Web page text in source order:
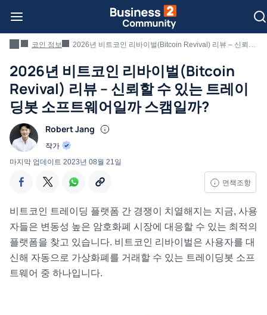
코인 정보 2026년 비트코인 리바이벌(Bitcoin Revival) 리뷰 – 신뢰할 수 있는 트레이딩봇 소프트웨어일까 스캠일까?
2026년 비트코인 리바이벌(Bitcoin
Revival) 리뷰 – 신뢰할 수 있는 트레이
딩봇 소프트웨어일까 스캠일까?
Robert Jang
작가
면책조항
마지막 업데이트 2023년 08월 21일
비트코인 트레이딩 플랫폼 간 경쟁이 치열해지는 지금, 사용
자들은 변동성 높은 암호화폐 시장에 대응할 수 있는 최적의
플랫폼을 찾고 있습니다. 비트코인 리바이벌은 사용자를 대
신해 자동으로 가상화폐를 거래할 수 있는 트레이딩봇 소프
트웨어 중 하나입니다.